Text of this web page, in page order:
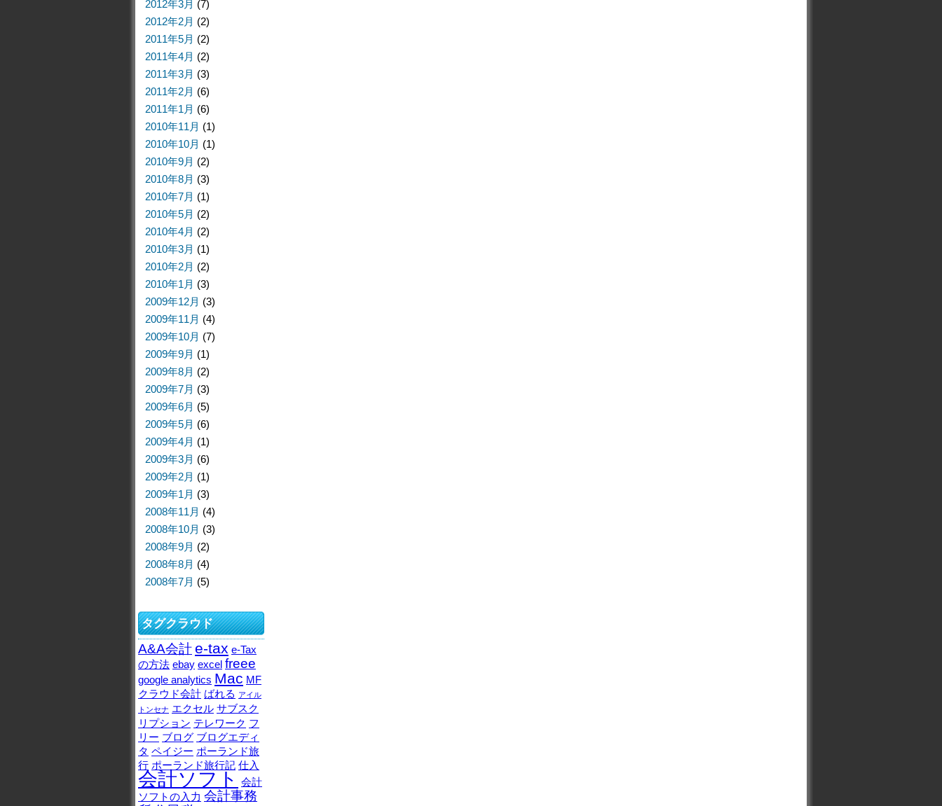
2012年3月 (7)
2012年2月 (2)
2011年5月 (2)
2011年4月 (2)
2011年3月 (3)
2011年2月 (6)
2011年1月 (6)
2010年11月 (1)
2010年10月 (1)
2010年9月 (2)
2010年8月 (3)
2010年7月 (1)
2010年5月 (2)
2010年4月 (2)
2010年3月 (1)
2010年2月 (2)
2010年1月 (3)
2009年12月 (3)
2009年11月 (4)
2009年10月 (7)
2009年9月 (1)
2009年8月 (2)
2009年7月 (3)
2009年6月 (5)
2009年5月 (6)
2009年4月 (1)
2009年3月 (6)
2009年2月 (1)
2009年1月 (3)
2008年11月 (4)
2008年10月 (3)
2008年9月 (2)
2008年8月 (4)
2008年7月 (5)
タグクラウド
A&A会計e-tax e-Tax
の方法 ebay excel freee
google analytics Mac MF
クラウド会計 ばれる アイル
トンセナ エクセル サブスク
リプション テレワーク フ
リー ブログ ブログエディ
タ ペイジー ポーランド旅
行 ポーランド旅行記 仕入
会計ソフト
会計
ソフトの入力 会計事務